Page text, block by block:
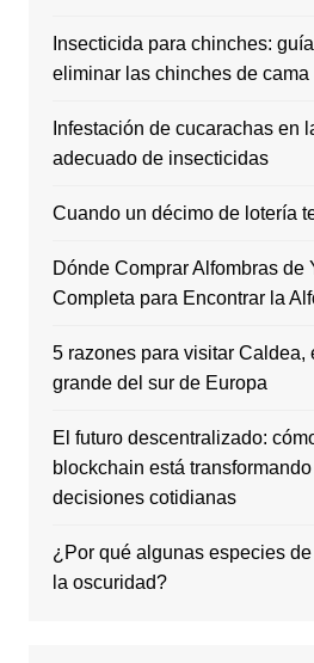
Insecticida para chinches:
eliminar las chinches de cama
Infestación de cucarachas en
adecuado de insecticidas
Cuando un décimo de lotería
Dónde Comprar Alfombras de
Completa para Encontrar la
5 razones para visitar Caldea,
grande del sur de Europa
El futuro descentralizado:
blockchain está
decisiones cotidianas
¿Por qué algunas especies
la oscuridad?